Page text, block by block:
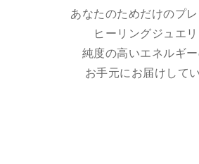
あなたのためだけのプ
ヒーリングジュエ
純度の高いエネルギ
お手元にお届けして